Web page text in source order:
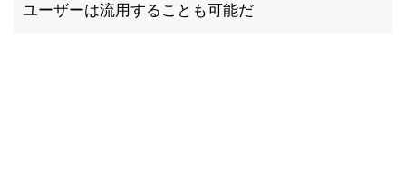
ユーザーは流用することも可能だ